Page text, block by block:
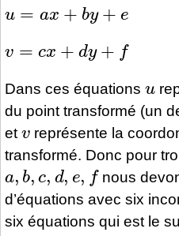
f
Dans ces équations
du point transformé (un
et
v
représente la
transformé. Donc pour
a,b,c,d,e,f
nous
d’équations avec six
six équations qui est le